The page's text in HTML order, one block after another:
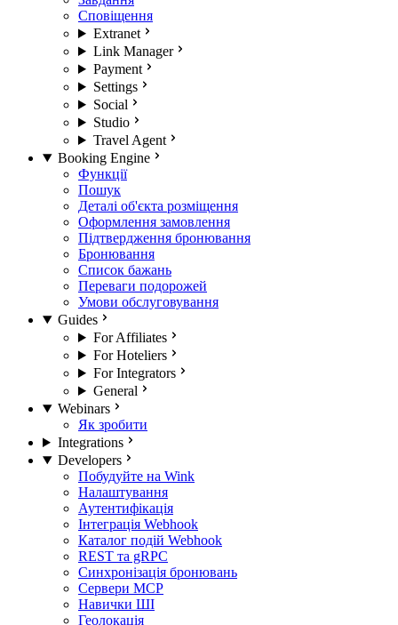
Сповіщення
Extranet
Link Manager
Payment
Settings
Social
Studio
Travel Agent
Booking Engine
Функції
Пошук
Деталі об'єкта розміщення
Оформлення замовлення
Підтвердження бронювання
Бронювання
Список бажань
Переваги подорожей
Умови обслуговування
Guides
For Affiliates
For Hoteliers
For Integrators
General
Webinars
Як зробити
Integrations
Developers
Побудуйте на Wink
Налаштування
Аутентифікація
Інтеграція Webhook
Каталог подій Webhook
REST та gRPC
Синхронізація бронювань
Сервери MCP
Навички ШІ
Геолокація